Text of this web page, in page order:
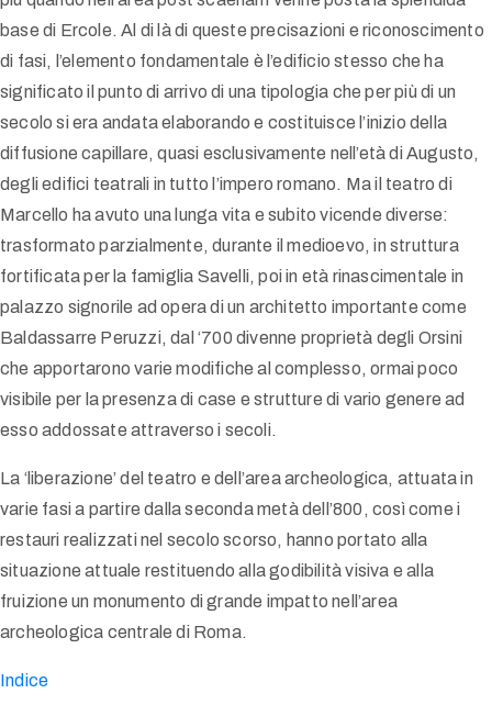
base di Ercole. Al di là di queste precisazioni e riconoscimento
di fasi, l’elemento fondamentale è l’edificio stesso che ha
significato il punto di arrivo di una tipologia che per più di un
secolo si era andata elaborando e costituisce l’inizio della
diffusione capillare, quasi esclusivamente nell’età di Augusto,
degli edifici teatrali in tutto l’impero romano. Ma il teatro di
Marcello ha avuto una lunga vita e subito vicende diverse:
trasformato parzialmente, durante il medioevo, in struttura
fortificata per la famiglia Savelli, poi in età rinascimentale in
palazzo signorile ad opera di un architetto importante come
Baldassarre Peruzzi, dal ‘700 divenne proprietà degli Orsini
che apportarono varie modifiche al complesso, ormai poco
visibile per la presenza di case e strutture di vario genere ad
esso addossate attraverso i secoli.
La ‘liberazione’ del teatro e dell’area archeologica, attuata in
varie fasi a partire dalla seconda metà dell’800, così come i
restauri realizzati nel secolo scorso, hanno portato alla
situazione attuale restituendo alla godibilità visiva e alla
fruizione un monumento di grande impatto nell’area
archeologica centrale di Roma.
Indice